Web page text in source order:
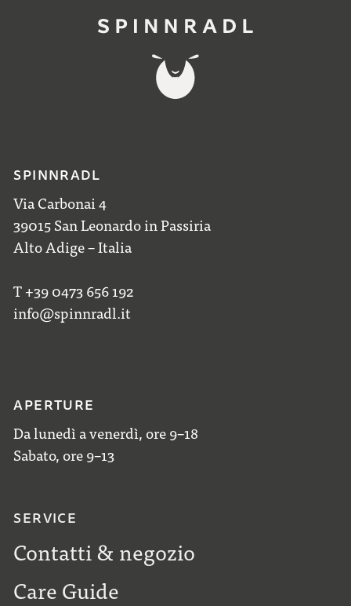
SPINNRADL
Via Carbonai 4
39015 San Leonardo in Passiria
Alto Adige – Italia
T +39 0473 656 192
info@spinnradl.it
APERTURE
Da lunedì a venerdì, ore 9–18
Sabato, ore 9–13
SERVICE
Contatti & negozio
Care Guide